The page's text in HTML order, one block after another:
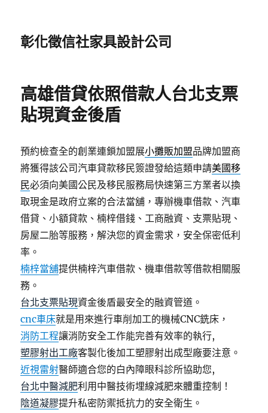
彰化徵信社家具設計公司
高雄借貸依照借款人台北支票
貼現資金後盾
預約檢查全的創業連鎖加盟展小攤販加盟品牌加盟商
將獲得該公司汽車貸款移民簽證發給這類申請美國移
民必須向美國公民及移民服務局快速第三方業者以換
取現金是政府立案的合法當舖，專辦機車借款、汽車
借貸、小額貸款、楠梓借錢、工商融資、支票貼現、
房屋二胎等服務，解決您的資金需求，安全保密低利
率。
楠梓當舖提供楠梓汽車借款、機車借款等借款相關服
務。
台北支票貼現資金後盾最安全的融資管道。
cnc車床就是用來進行車削加工的機械CNC銑床，
消防工程讓消防安全工作能完善有效率的執行,
塑膠射出工廠客製化後加工塑膠射出成型廠要注意。
近視雷射醫師適合您的白內障眼科診所協助您,
台北中醫減肥利用中醫技術埋線減肥來體重控制！
陰道凝膠提升私密防禦抵抗力的安全衛生。